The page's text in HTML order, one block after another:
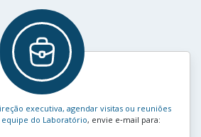
executiva, agendar visitas ou reuniões
do Laboratório, envie e‑mail para: